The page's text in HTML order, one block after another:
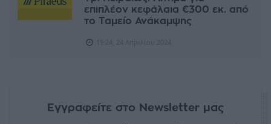
επιπλέον κεφάλαια €300 εκ. από
το Ταμείο Ανάκαμψης
Εγγραφείτε στο Newsletter μας